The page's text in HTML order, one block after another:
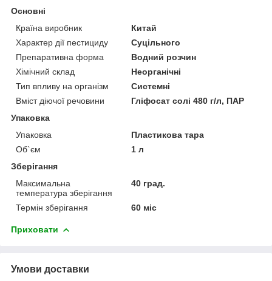
Основні
Країна виробник
Китай
Характер дії пестициду
Суцільного
Препаративна форма
Водний розчин
Хімічний склад
Неорганічні
Тип впливу на організм
Системні
Вміст діючої речовини
Гліфосат солі 480 г/л, ПАР
Упаковка
Упаковка
Пластикова тара
Об`єм
1 л
Зберігання
Максимальна
температура зберігання
40 град.
Термін зберігання 60 міс
Приховати
Умови доставки